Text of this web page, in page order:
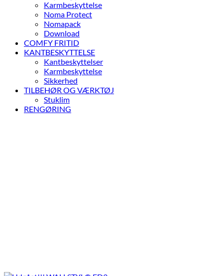
Karmbeskyttelse
Noma Protect
Nomapack
Download
COMFY FRITID
KANTBESKYTTELSE
Kantbeskyttelser
Karmbeskyttelse
Sikkerhed
TILBEHØR OG VÆRKTØJ
Stuklim
RENGØRING